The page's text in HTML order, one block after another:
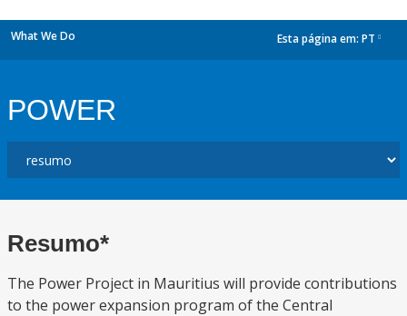
What We Do Esta página em: PT
POWER
Resumo*
The Power Project in Mauritius will provide contributions
to the power expansion program of the Central